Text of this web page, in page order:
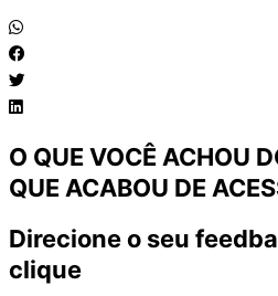
O QUE VOCÊ ACHOU
QUE ACABOU DE
Direcione o seu
clique